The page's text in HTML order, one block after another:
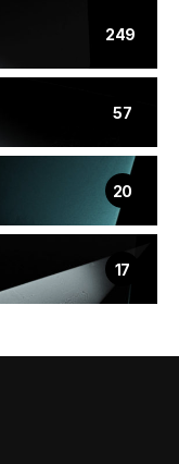
249
57
20
17